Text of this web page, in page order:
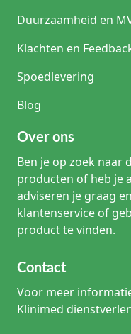
Duurzaamheid en
Klachten en
Spoedlevering
Blog
Over ons
Ben je op zoek naar
producten of heb je
adviseren je graag
klantenservice of
product te vinden.
Contact
Voor meer
Klinimed